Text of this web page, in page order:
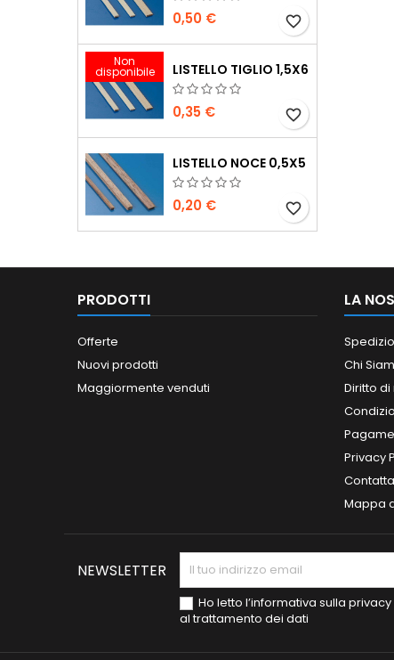
0,50 € favorite_border
Non
disponibile LISTELLO TIGLIO 1,5X6
0,35 € favorite_border
LISTELLO NOCE 0,5X5
0,20 € favorite_border
PRODOTTI
Offerte
Nuovi prodotti
Maggiormente venduti
LA
Chi
Diritto
Privacy
Mappa
NEWSLETTER
Ho letto l’informativa sulla
al trattamento dei dati